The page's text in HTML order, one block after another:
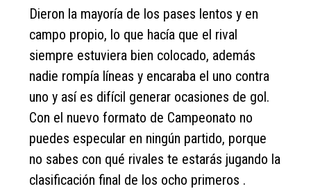
Dieron la mayoría de los pases lentos y en
campo propio, lo que hacía que el rival
siempre estuviera bien colocado, además
nadie rompía líneas y encaraba el uno contra
uno y así es difícil generar ocasiones de gol.
Con el nuevo formato de Campeonato no
puedes especular en ningún partido, porque
no sabes con qué rivales te estarás jugando la
clasificación final de los ocho primeros .